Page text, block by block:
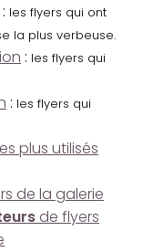
: les flyers qui ont
la plus verbeuse.
: les flyers qui
: les flyers qui
plus utilisés
de la galerie
de flyers